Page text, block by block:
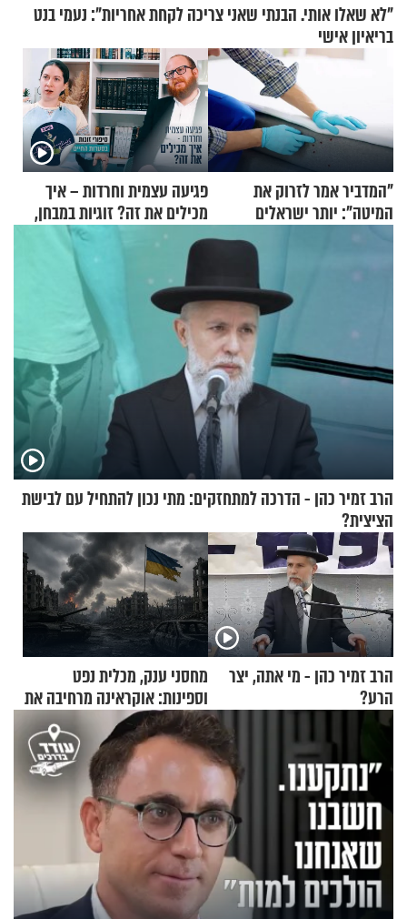
"לא שאלו אותי. הבנתי שאני צריכה לקחת אחריות": נעמי בנט
בריאיון אישי
"המדביר אמר לזרוק את
המיטה": יותר ישראלים
מדווחים על מכת פשפשי
פגיעה עצמית וחרדות – איך
מכילים את זה? זוגיות במבחן,
הפעם עם יהודית ואלתר כהן
הרב זמיר כהן - הדרכה למתחזקים: מתי נכון להתחיל עם לבישת
הציצית?
הרב זמיר כהן - מי אתה, יצר
הרע?
מחסני ענק, מכלית נפט
וספינות: אוקראינה מרחיבה את
התקיפות בעומק רוסיה